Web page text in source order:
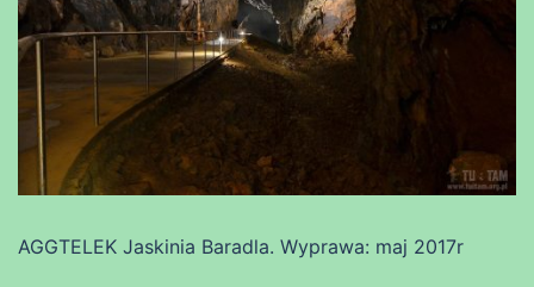
AGGTELEK Jaskinia Baradla. Wyprawa: maj 2017r